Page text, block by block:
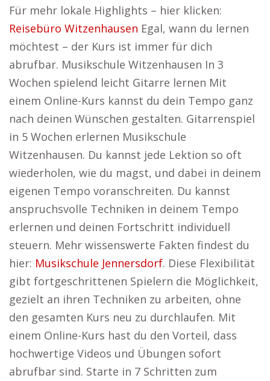
Für mehr lokale Highlights – hier klicken:
Reisebüro Witzenhausen Egal, wann du lernen
möchtest – der Kurs ist immer für dich
abrufbar. Musikschule Witzenhausen In 3
Wochen spielend leicht Gitarre lernen Mit
einem Online-Kurs kannst du dein Tempo ganz
nach deinen Wünschen gestalten. Gitarrenspiel
in 5 Wochen erlernen Musikschule
Witzenhausen. Du kannst jede Lektion so oft
wiederholen, wie du magst, und dabei in deinem
eigenen Tempo voranschreiten. Du kannst
anspruchsvolle Techniken in deinem Tempo
erlernen und deinen Fortschritt individuell
steuern. Mehr wissenswerte Fakten findest du
hier: Musikschule Jennersdorf. Diese Flexibilität
gibt fortgeschrittenen Spielern die Möglichkeit,
gezielt an ihren Techniken zu arbeiten, ohne
den gesamten Kurs neu zu durchlaufen. Mit
einem Online-Kurs hast du den Vorteil, dass
hochwertige Videos und Übungen sofort
abrufbar sind. Starte in 7 Schritten zum